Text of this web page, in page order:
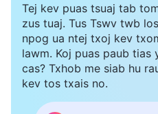
Tej kev puas tsuaj tab
zus tuaj. Tus Tswv twb
npog ua ntej txoj kev
lawm. Koj puas paub tias
cas? Txhob me siab hu
kev tos txais no.